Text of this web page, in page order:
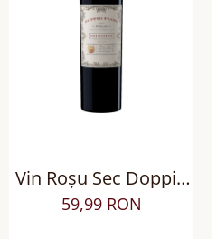
Vin Roșu Sec Doppio
Passo Primitivo di
Puglia, Italia, 0.75L, 96
59,99 RON